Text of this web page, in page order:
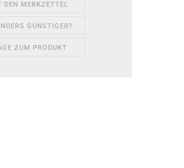
DEN MERKZETTEL
GÜNSTIGER?
ZUM PRODUKT